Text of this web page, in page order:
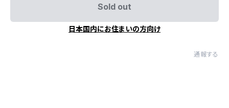
Sold out
日本国内にお住まいの方向け
通報する